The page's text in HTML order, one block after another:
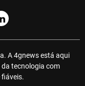
A 4gnews está aqui
tecnologia com
fiáveis.